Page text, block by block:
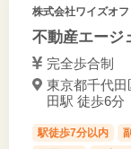
株式会社ワイズオ
不動産エージ
完全歩合制
東京都千代田
田駅 徒歩6分
駅徒歩7分以内